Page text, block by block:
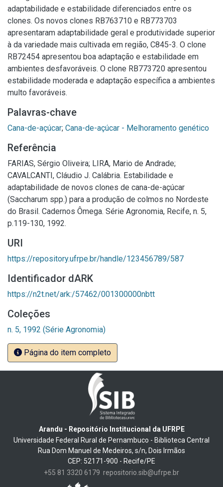
adaptabilidade e estabilidade diferenciados entre os
clones. Os novos clones RB763710 e RB773703
apresentaram adaptabilidade geral e produtividade superior
à da variedade mais cultivada em região, C845-3. O clone
RB72454 apresentou boa adaptação e estabilidade em
ambientes desfavoráveis. O clone RB773720 apresentou
estabilidade moderada e adaptação específica a ambientes
multo favoráveis.
Palavras-chave
Cana-de-açúcar; Cana-de-açúcar - Melhoramento genético
Referência
FARIAS, Sérgio Oliveira; LIRA, Mario de Andrade;
CAVALCANTI, Cláudio J. Calábria. Estabilidade e
adaptabilidade de novos clones de cana-de-açúcar
(Saccharum spp.) para a produção de colmos no Nordeste
do Brasil. Cadernos Ômega. Série Agronomia, Recife, n. 5,
p.119-130, 1992.
URI
https://repository.ufrpe.br/handle/123456789/587
Identificador dARK
https://n2t.net/ark:/57462/001300000nbtt
Coleções
n. 5, 1992 (Série Agronomia)
Página do item completo
Arandu - Repositório Institucional da UFRPE
Universidade Federal Rural de Pernambuco - Biblioteca Central
Rua Dom Manuel de Medeiros, s/n, Dois Irmãos
CEP: 52171-900 - Recife/PE
+55 81 3320 6179 repositorio.sib@ufrpe.br